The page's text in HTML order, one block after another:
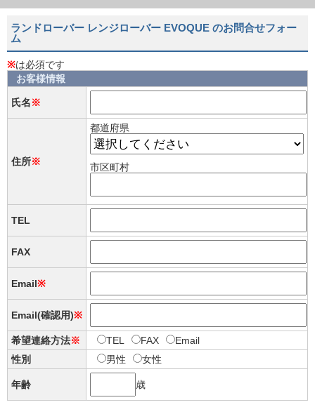
ランドローバー レンジローバー EVOQUE のお問合せフォー
ム
※は必須です
お客様情報
氏名※
住所※
都道府県
市区町村
TEL
FAX
Email※
Email(確認用)※
希望連絡方法※ TEL FAX
Email
性別
男性 女性
年齢 歳